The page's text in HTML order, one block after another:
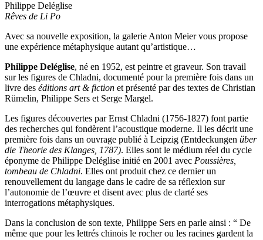
Philippe Deléglise
Rêves de Li Po
Avec sa nouvelle exposition, la galerie Anton Meier vous propose
une expérience métaphysique autant qu’artistique…
Philippe Deléglise, né en 1952, est peintre et graveur. Son travail
sur les figures de Chladni, documenté pour la première fois dans un
livre des éditions art & fiction et présenté par des textes de Christian
Rümelin, Philippe Sers et Serge Margel.
Les figures découvertes par Ernst Chladni (1756-1827) font partie
des recherches qui fondèrent l’acoustique moderne. Il les décrit une
première fois dans un ouvrage publié à Leipzig (Entdeckungen über
die Theorie des Klanges, 1787). Elles sont le médium réel du cycle
éponyme de Philippe Deléglise initié en 2001 avec Poussières,
tombeau de Chladni. Elles ont produit chez ce dernier un
renouvellement du langage dans le cadre de sa réflexion sur
l’autonomie de l’œuvre et disent avec plus de clarté ses
interrogations métaphysiques.
Dans la conclusion de son texte, Philippe Sers en parle ainsi : “ De
même que pour les lettrés chinois le rocher ou les racines gardent la